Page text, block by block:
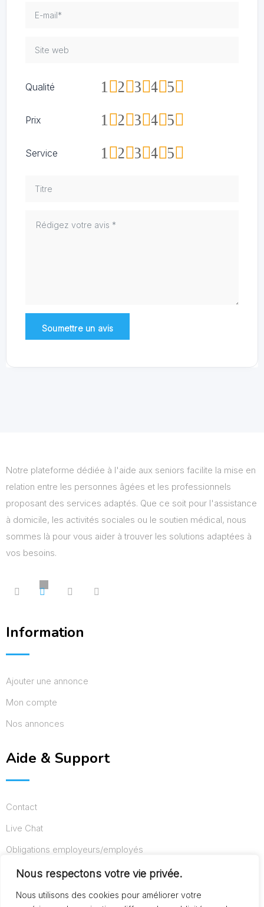
Nous respectons votre vie privée.
Nous utilisons des cookies pour améliorer votre
Qualité 5
4
3
2
1
Prix 5
4
3
2
1
Service 5
4
3
2
1
Notre plateforme dédiée à l'aide aux seniors facilite la mise en
relation entre les personnes âgées et les professionnels
proposant des services adaptés. Que ce soit pour l'assistance
à domicile, les activités sociales ou le soutien médical, nous
sommes là pour vous aider à trouver les solutions adaptées à
vos besoins.
Information
Ajouter une annonce
Mon compte
Nos annonces
Aide & Support
Contact
Live Chat
Obligations employeurs/employés
Conditions d’utilisation
Mentions légales